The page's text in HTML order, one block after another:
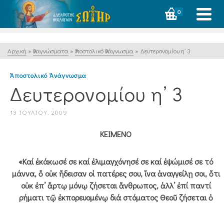
0
Αρχική » Ἀναγνώσματα » Ἀποστολικό Ἀνάγνωσμα » Δευτερονομίου η’ 3
Ἀποστολικό Ἀνάγνωσμα
Δευτερονομίου η’ 3
13 ΙΟΥΛΊΟΥ, 2009
ΚΕΙΜΕΝΟ
«Καί ἐκάκωσέ σε καί ἐλιμαγχόνησέ σε καί ἐψώμισέ σε τό
μάννα, ὅ οὐκ ἤδεισαν οἱ πατέρες σου, ἵνα ἀναγγείλῃ σοι, ὅτι
οὐκ ἐπ’ ἄρτῳ μόνῳ ζήσεται ἄνθρωπος, ἀλλ’ ἐπί παντί
ρήματι τῷ ἐκπορευομένῳ διά στόματος Θεοῦ ζήσεται ὁ